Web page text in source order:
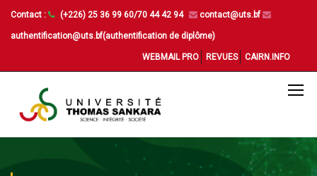
Contact : (+226) 25 36 99 60/70 44 42 94 contact@uts.bf
authentification@uts.bf(authentification de diplôme)
WEBMAIL PRO REVUES CAIRN.INFO